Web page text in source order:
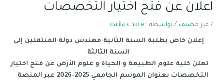
اعلان عن فتح اختيار التخصصات
/ غير مصنف / بواسطة dalila chater
إعلان خاص بطلبة السنة الثانية مهندس دولة المنتقلين إلى
السنة الثالثة
تعلن كلية علوم الطبيعة و الحياة و علوم الأرض عن فتح اختيار
التخصصات بعنوان الموسم الجامعي 2025-2026 عبر المنصة